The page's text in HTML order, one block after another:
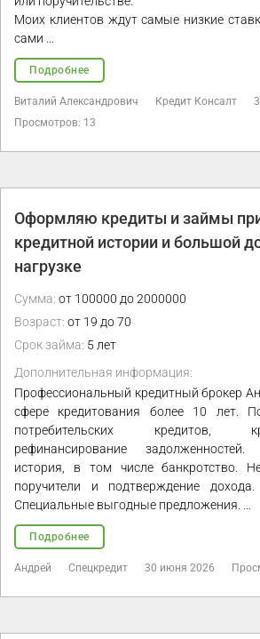
Моих клиентов ждут самые низкие
сами …
Подробнее
Виталий Александрович Кредит Консалт
Просмотров: 13
Оформляю кредиты и займы
кредитной истории и большой
нагрузке
Сумма: от 100000 до 2000000
Возраст: от 19 до 70
Срок займа: 5 лет
Дополнительная информация:
Профессиональный кредитный брокер
сфере кредитования более 10 лет.
потребительских кредитов,
рефинансирование
история, в том числе банкротство.
поручители и подтверждение
Специальные выгодные предложения. …
Подробнее
Андрей Спецкредит 30 июня 2026